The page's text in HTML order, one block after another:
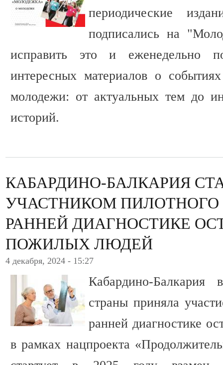
периодические
подписались на
исправить это и еженедельно
интересных материалов о
молодежи: от актуальных тем до
историй.
КАБАРДИНО-БАЛКАРИЯ
УЧАСТНИКОМ ПИЛОТНОГО
РАННЕЙ ДИАГНОСТИКЕ
ПОЖИЛЫХ ЛЮДЕЙ
4 декабря, 2024 - 15:27
Кабардино-
страны приняла
ранней диагностике
в рамках нацпроекта